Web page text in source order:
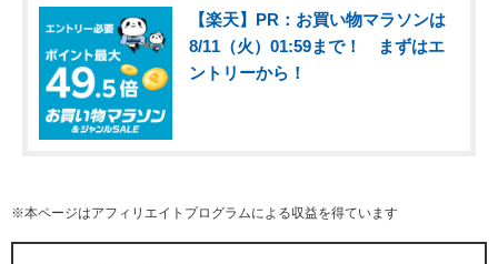
【楽天】PR：お買い物マラソンは
8/11（火）01:59まで！ まずはエ
ントリーから！
※本ページはアフィリエイトプログラムによる収益を得ています